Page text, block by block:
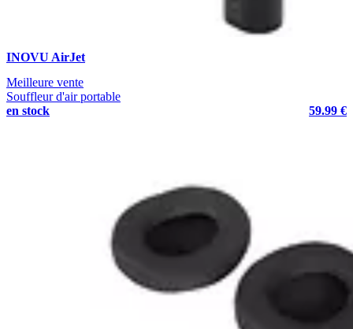
INOVU AirJet
Meilleure vente
Souffleur d'air portable
en stock
59.99 €